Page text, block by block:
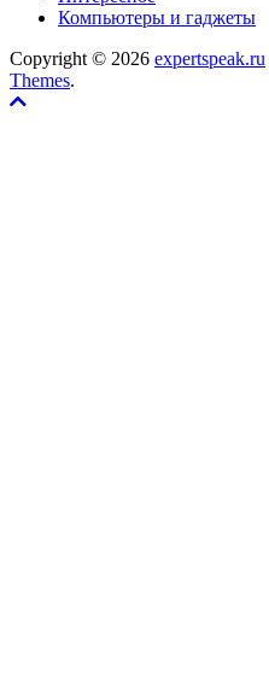
Компьютеры и гаджеты
Copyright © 2026 expertspeak.ru
Themes.